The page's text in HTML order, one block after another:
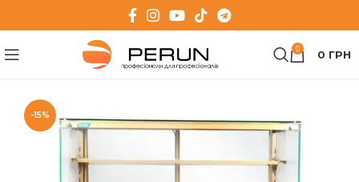
0 0 ГРН
-15%